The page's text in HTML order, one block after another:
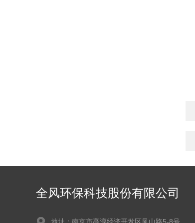
全风环保科技股份有限公司